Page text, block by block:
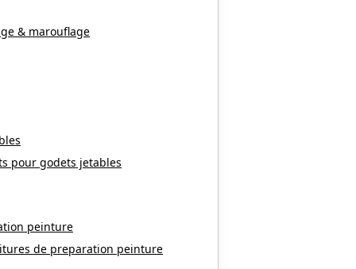
& marouflage
pour godets jetables
peinture
de preparation peinture